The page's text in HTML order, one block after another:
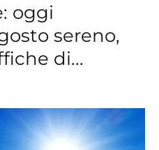
oggi
sereno,
di...